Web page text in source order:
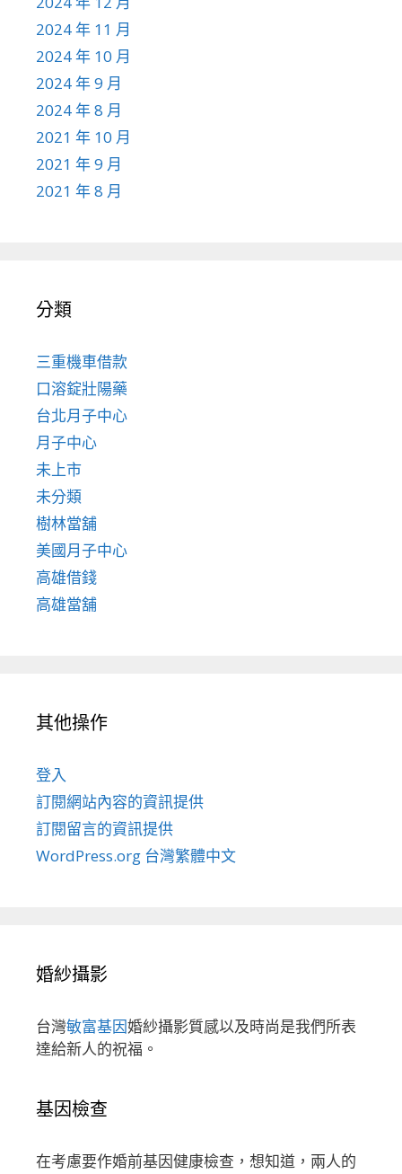
2024 年 11 月
2024 年 10 月
2024 年 9 月
2024 年 8 月
2021 年 10 月
2021 年 9 月
2021 年 8 月
分類
三重機車借款
口溶錠壯陽藥
台北月子中心
月子中心
未上市
未分類
樹林當舖
美國月子中心
高雄借錢
高雄當舖
其他操作
登入
訂閱網站內容的資訊提供
訂閱留言的資訊提供
WordPress.org 台灣繁體中文
婚紗攝影
台灣敏富基因婚紗攝影質感以及時尚是我們所表
達給新人的祝福。
基因檢查
在考慮要作婚前基因健康檢查，想知道，兩人的